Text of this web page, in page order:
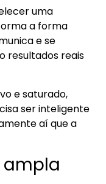
uma
a forma
e se
resultados reais
e saturado,
ser inteligente
aí que a